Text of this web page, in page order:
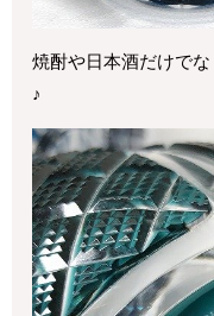
焼酎や日本酒だけで
♪